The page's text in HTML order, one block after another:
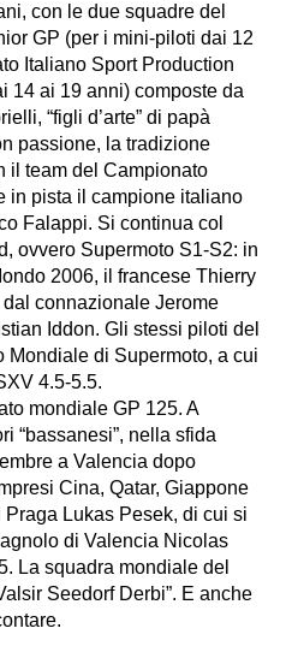
con le due squadre del
GP (per i mini-piloti dai 12
Italiano Sport Production
14 ai 19 anni) composte da
“figli d’arte” di papà
passione, la tradizione
il team del Campionato
in pista il campione italiano
Falappi. Si continua col
ovvero Supermoto S1-S2: in
2006, il francese Thierry
connazionale Jerome
Iddon. Gli stessi piloti del
Mondiale di Supermoto, a cui
4.5-5.5.
mon­diale GP 125. A
“bassanesi”, nella sfida
a Valencia dopo
Cina, Qatar, Giappone
Lukas Pesek, di cui si
di Valencia Nicolas
La squadra mondiale del
Seedorf Derbi”. E anche